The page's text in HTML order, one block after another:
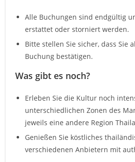
Alle Buchungen sind endgültig
erstattet oder storniert werden.
Bitte stellen Sie sicher, dass Sie
Buchung bestätigen.
Was gibt es noch?
Erleben Sie die Kultur noch
unterschiedlichen Zonen des
jeweils eine andere Region
Genießen Sie köstliches
verschiedenen Anbietern mit